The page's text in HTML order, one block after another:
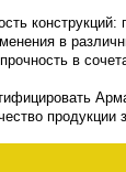
в
в
продукции